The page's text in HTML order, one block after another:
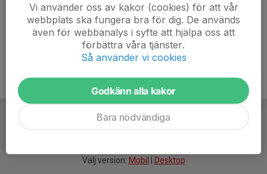
Välj version: Mobil Desktop
Vi använder oss av kakor (cookies) för att vår
webbplats ska fungera bra för dig. De används
även för webbanalys i syfte att hjälpa oss att
förbättra våra tjänster.
Så använder vi cookies
Godkänn alla kakor
Bara nödvändiga